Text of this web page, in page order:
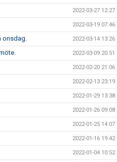
2022-03-27 12:27
2022-03-19 07:46
onsdag. 2022-03-14 13:26
2022-03-09 20:51
2022-02-20 21:06
2022-02-13 23:19
2022-01-29 13:38
2022-01-26 09:08
2022-01-25 14:07
2022-01-16 19:42
2022-01-04 10:52